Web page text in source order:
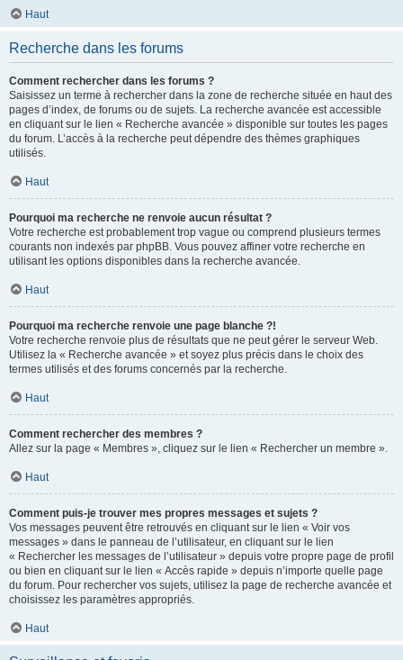
Haut
Recherche dans les forums
Comment rechercher dans les forums ?
Saisissez un terme à rechercher dans la zone de recherche située en haut des
pages d’index, de forums ou de sujets. La recherche avancée est accessible
en cliquant sur le lien « Recherche avancée » disponible sur toutes les pages
du forum. L’accès à la recherche peut dépendre des thèmes graphiques
utilisés.
Haut
Pourquoi ma recherche ne renvoie aucun résultat ?
Votre recherche est probablement trop vague ou comprend plusieurs termes
courants non indexés par phpBB. Vous pouvez affiner votre recherche en
utilisant les options disponibles dans la recherche avancée.
Haut
Pourquoi ma recherche renvoie une page blanche ?!
Votre recherche renvoie plus de résultats que ne peut gérer le serveur Web.
Utilisez la « Recherche avancée » et soyez plus précis dans le choix des
termes utilisés et des forums concernés par la recherche.
Haut
Comment rechercher des membres ?
Allez sur la page « Membres », cliquez sur le lien « Rechercher un membre ».
Haut
Comment puis-je trouver mes propres messages et sujets ?
Vos messages peuvent être retrouvés en cliquant sur le lien « Voir vos
messages » dans le panneau de l’utilisateur, en cliquant sur le lien
« Rechercher les messages de l’utilisateur » depuis votre propre page de profil
ou bien en cliquant sur le lien « Accès rapide » depuis n’importe quelle page
du forum. Pour rechercher vos sujets, utilisez la page de recherche avancée et
choisissez les paramètres appropriés.
Haut